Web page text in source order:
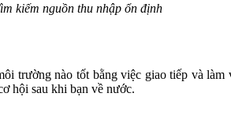
kiếm nguồn thu nhập ổn định
trường nào tốt bằng việc giao tiếp và
hội sau khi bạn về nước.